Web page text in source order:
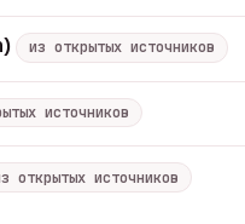
из открытых источников
источников
открытых источников